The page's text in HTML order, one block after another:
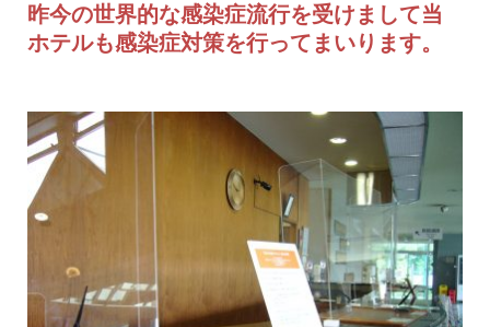
昨今の世界的な感染症流行を受けまして当
ホテルも感染症対策を行ってまいります。